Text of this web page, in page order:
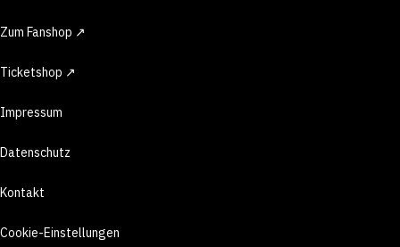
Zum Fanshop ↗
Ticketshop ↗
Impressum
Datenschutz
Kontakt
Cookie-Einstellungen